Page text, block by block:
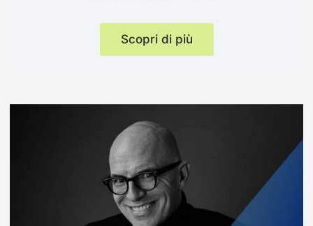
Scopri di più